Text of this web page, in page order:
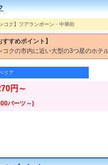
ンコク】フアランポーン・中華街
すすめポイント】
コクの市内に近い大型の3つ星のホテ
リア
円～
バーツ～)